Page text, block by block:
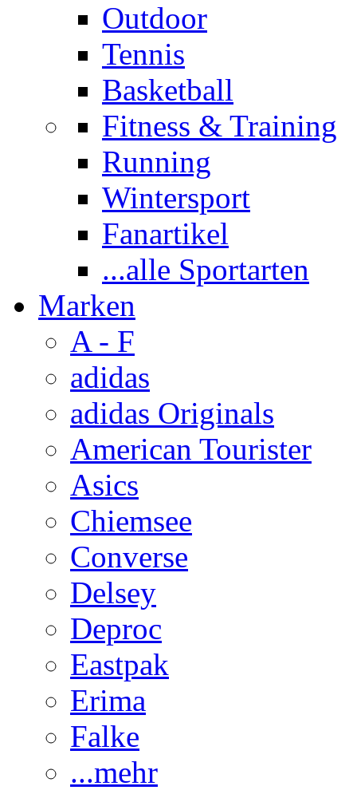
Outdoor
Tennis
Basketball
Fitness & Training
Running
Wintersport
Fanartikel
...alle Sportarten
Marken
A - F
adidas
adidas Originals
American Tourister
Asics
Chiemsee
Converse
Delsey
Deproc
Eastpak
Erima
Falke
...mehr